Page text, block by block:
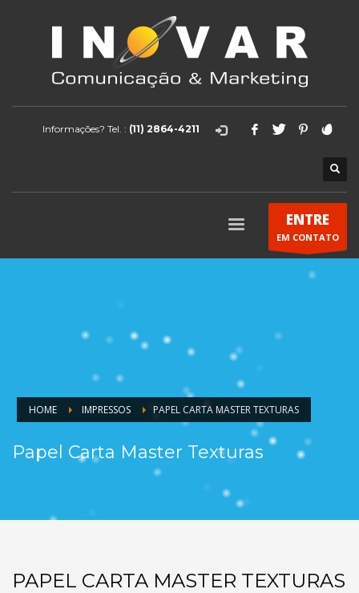
Informações? Tel. : (11) 2864-4211
ENTRE
EM CONTATO
HOME IMPRESSOS PAPEL CARTA MASTER TEXTURAS
Papel Carta Master Texturas
PAPEL CARTA MASTER TEXTURAS